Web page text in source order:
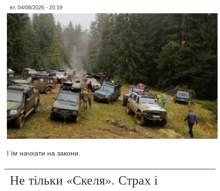
вт, 04/08/2026 - 20:19
І їм начхати на закони.
Не тільки «Скеля». Страх і